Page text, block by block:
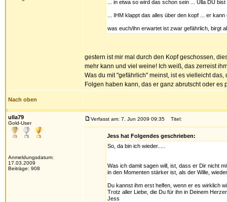
... in etwa so wird das schon sein ... Ulla DU
... IHM klappt das alles über den kopf ... er
was euch/ihn erwartet ist zwar gefährlich, birgt
gestern ist mir mal durch den Kopf geschossen,
mehr kann und viel weine! Ich weiß, das zerreist
Was du mit "gefährlich" meinst, ist es vielleicht
Folgen haben kann, das er ganz abrutscht oder
Nach oben
ulla79
Gold-User
Anmeldungsdatum:
17.03.2009
Beiträge: 908
Verfasst am: 7. Jun 2009 09:35 Titel:
Jess hat Folgendes geschrieben:
So, da bin ich wieder.....
Was ich damit sagen will, ist, dass er Dir nicht
in den Momenten stärker ist, als der Wille,
Du kannst ihm erst helfen, wenn er es wirklich
Trotz aller Liebe, die Du für ihn in Deinem
Jess